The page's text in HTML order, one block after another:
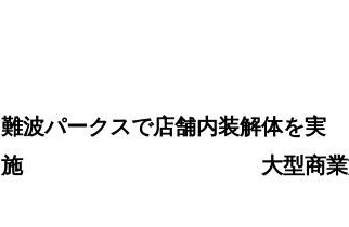
難波パークスで店舗内装解体を実
施 大型商業施